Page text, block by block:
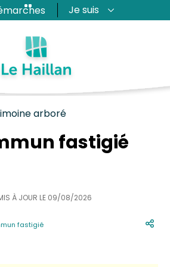
Je suis
arboré
fastigié
À JOUR LE 09/08/2026
fastigié